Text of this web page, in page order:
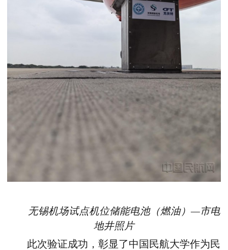
无锡机场试点机位储能电池（燃油）—市电
地井照片
此次验证成功，彰显了中国民航大学作为民